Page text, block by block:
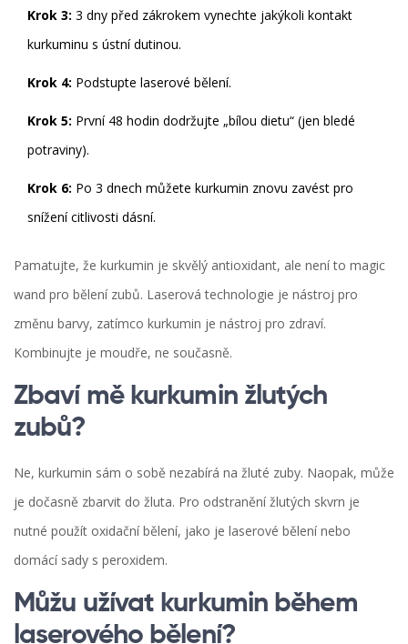
Krok 3: 3 dny před zákrokem vynechte jakýkoli kontakt
kurkuminu s ústní dutinou.
Krok 4: Podstupte laserové bělení.
Krok 5: První 48 hodin dodržujte „bílou dietu“ (jen bledé
potraviny).
Krok 6: Po 3 dnech můžete kurkumin znovu zavést pro
snížení citlivosti dásní.
Pamatujte, že kurkumin je skvělý antioxidant, ale není to magic
wand pro bělení zubů. Laserová technologie je nástroj pro
změnu barvy, zatímco kurkumin je nástroj pro zdraví.
Kombinujte je moudře, ne současně.
Zbaví mě kurkumin žlutých
zubů?
Ne, kurkumin sám o sobě nezabírá na žluté zuby. Naopak, může
je dočasně zbarvit do žluta. Pro odstranění žlutých skvrn je
nutné použít oxidační bělení, jako je laserové bělení nebo
domácí sady s peroxidem.
Můžu užívat kurkumin během
laserového bělení?